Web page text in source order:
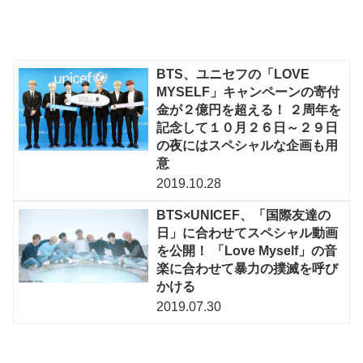
BTS、ユニセフの「LOVE
MYSELF」キャンペーンの寄付
金が２億円を超える！ ２周年を
記念して１０月２６日～２９日
の夜にはスペシャルな企画も用
意
2019.10.28
BTS×UNICEF、「国際友達の
日」に合わせてスペシャル動画
を公開！ 「Love Myself」の音
楽に合わせて暴力の撲滅を呼び
かける
2019.07.30